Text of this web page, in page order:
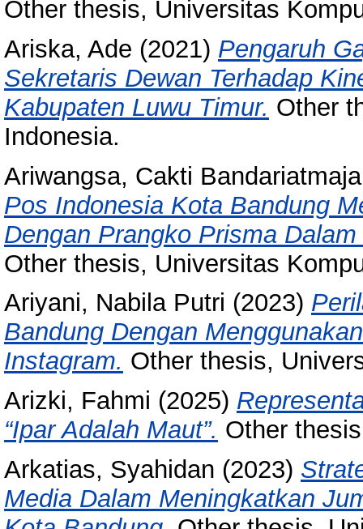
Other thesis, Universitas
Ariska, Ade (2021) Pengaruh
Sekretaris Dewan Terhadap
Kabupaten Luwu Timur. Other
Indonesia.
Ariwangsa, Cakti Bandariatmaja
Pos Indonesia Kota Bandung
Dengan Prangko Prisma
Other thesis, Universitas
Ariyani, Nabila Putri (2023)
Bandung Dengan
Instagram. Other thesis,
Arizki, Fahmi (2025)
“Ipar Adalah Maut”. Other
Arkatias, Syahidan (2023)
Media Dalam Meningkatkan